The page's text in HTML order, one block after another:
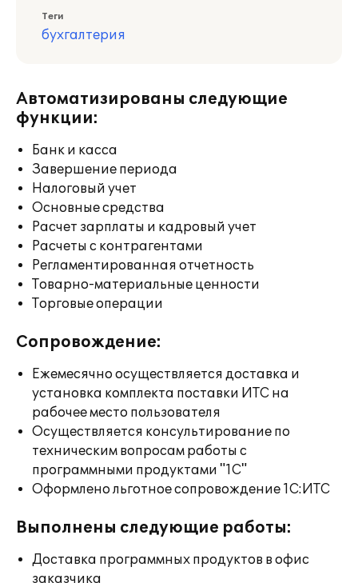
Теги
бухгалтерия
Автоматизированы следующие
функции:
Банк и касса
Завершение периода
Налоговый учет
Основные средства
Расчет зарплаты и кадровый учет
Расчеты с контрагентами
Регламентированная отчетность
Товарно-материальные ценности
Торговые операции
Сопровождение:
Ежемесячно осуществляется доставка и
установка комплекта поставки ИТС на
рабочее место пользователя
Осуществляется консультирование по
техническим вопросам работы с
программными продуктами "1С"
Оформлено льготное сопровождение 1С:ИТС
Выполнены следующие работы:
Доставка программных продуктов в офис
заказчика